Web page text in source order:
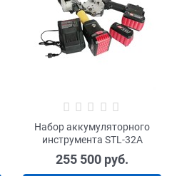
Набор аккумуляторного
инструмента STL-32A
255 500 руб.